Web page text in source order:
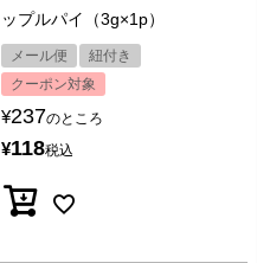
ップルパイ（3g×1p）
メール便
紐付き
クーポン対象
¥237のところ
¥118税込